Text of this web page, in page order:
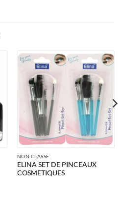
NON CLASSÉ
ELINA SET DE PINCEAUX
COSMETIQUES